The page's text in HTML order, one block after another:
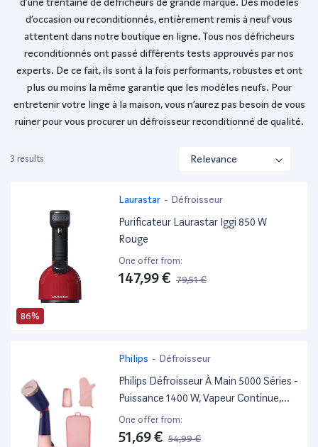
d’occasion ou reconditionnés, entièrement remis à neuf vous
attentent dans notre boutique en ligne. Tous nos défricheurs
reconditionnés ont passé différents tests approuvés par nos
experts. De ce fait, ils sont à la fois performants, robustes et ont
plus ou moins la même garantie que les modèles neufs. Pour
entretenir votre linge à la maison, vous n’aurez pas besoin de vous
ruiner pour vous procurer un défroisseur reconditionné de qualité.
3 results
86%
Laurastar - Défroisseur
Purificateur Laurastar Iggi 850 W
Rouge
One offer from:
147,99 € 79,51 €
Philips - Défroisseur
Philips Défroisseur À Main 5000 Séries -
Puissance 1400 W, Vapeur Continue,
Deux Réservoirs D'Eau, Réglages Eco
Et Max, Tête Réglable, Semelle En
One offer from:
51,69 € 54,99 €